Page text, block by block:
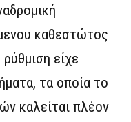
καθεστώτος
είχε
τα οποία το
καλείται πλέον